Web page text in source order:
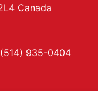
Canada
935-0404